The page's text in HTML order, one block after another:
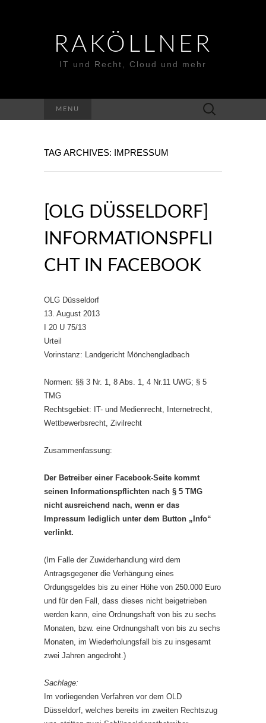
RAKÖLLNER
IT und Recht, Cloud und mehr
MENU
Suchen
nach:
TAG ARCHIVES: IMPRESSUM
[OLG DÜSSELDORF]
INFORMATIONSPFLI
CHT IN FACEBOOK
OLG Düsseldorf
13. August 2013
I 20 U 75/13
Urteil
Vorinstanz: Landgericht Mönchengladbach
Normen: §§ 3 Nr. 1, 8 Abs. 1, 4 Nr.11 UWG; § 5
TMG
Rechtsgebiet: IT- und Medienrecht, Internetrecht,
Wettbewerbsrecht, Zivilrecht
Zusammenfassung:
Der Betreiber einer Facebook-Seite kommt
seinen Informationspflichten nach § 5 TMG
nicht ausreichend nach, wenn er das
Impressum lediglich unter dem Button „Info“
verlinkt.
(Im Falle der Zuwiderhandlung wird dem
Antragsgegener die Verhängung eines
Ordungsgeldes bis zu einer Höhe von 250.000 Euro
und für den Fall, dass dieses nicht beigetrieben
werden kann, eine Ordnungshaft von bis zu sechs
Monaten, bzw. eine Ordnungshaft von bis zu sechs
Monaten, im Wiederholungsfall bis zu insgesamt
zwei Jahren angedroht.)
Sachlage:
Im vorliegenden Verfahren vor dem OLD
Düsseldorf, welches bereits im zweiten Rechtszug